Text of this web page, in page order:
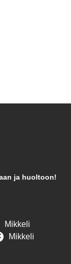
ja huoltoon!
Mikkeli
Mikkeli